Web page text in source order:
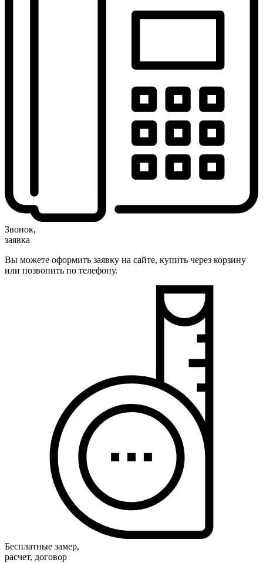
Звонок,
заявка
Вы можете оформить заявку на сайте, купить через корзину
или позвонить по телефону.
Бесплатные замер,
расчет, договор